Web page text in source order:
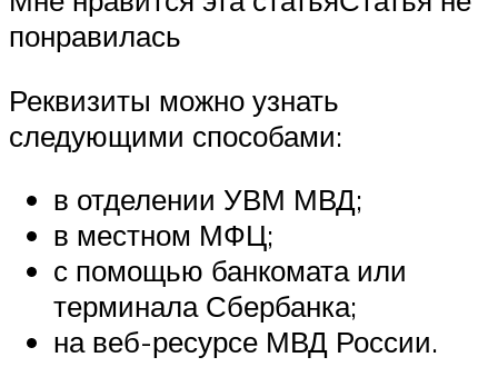
понравилась
Реквизиты можно узнать
следующими способами:
в отделении УВМ МВД;
в местном МФЦ;
с помощью банкомата или
терминала Сбербанка;
на веб-ресурсе МВД России.